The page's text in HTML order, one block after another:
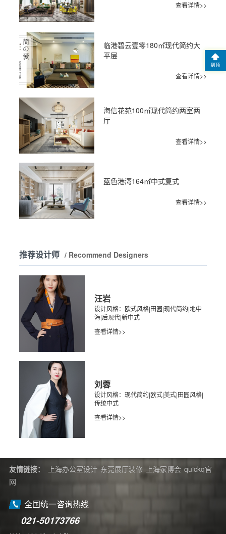
查看详情>>
临港碧云壹零180㎡现代简约大
平层
查看详情>>
海信花苑100㎡现代简约两室两
厅
查看详情>>
蓝色港湾164㎡中式复式
查看详情>>
推荐设计师 / Recommend Designers
汪岩
设计风格：欧式风格|田园|现代简约|地中
海|后现代|新中式
查看详情>>
刘蓉
设计风格：现代简约|欧式|美式|田园风格|
传统中式
查看详情>>
友情链接： 上海办公室设计 东莞展厅装修 上海家博会 quickq官
网
全国统一咨询热线
021-50173766
到顶